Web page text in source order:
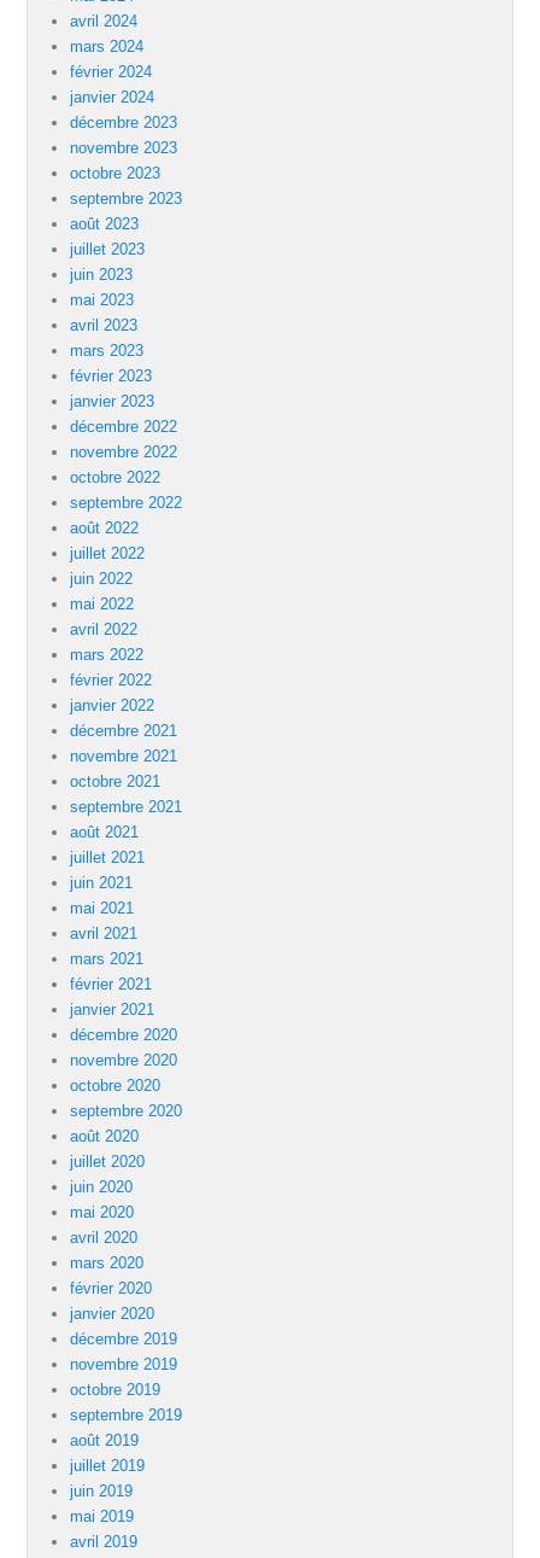
avril 2024
mars 2024
février 2024
janvier 2024
décembre 2023
novembre 2023
octobre 2023
septembre 2023
août 2023
juillet 2023
juin 2023
mai 2023
avril 2023
mars 2023
février 2023
janvier 2023
décembre 2022
novembre 2022
octobre 2022
septembre 2022
août 2022
juillet 2022
juin 2022
mai 2022
avril 2022
mars 2022
février 2022
janvier 2022
décembre 2021
novembre 2021
octobre 2021
septembre 2021
août 2021
juillet 2021
juin 2021
mai 2021
avril 2021
mars 2021
février 2021
janvier 2021
décembre 2020
novembre 2020
octobre 2020
septembre 2020
août 2020
juillet 2020
juin 2020
mai 2020
avril 2020
mars 2020
février 2020
janvier 2020
décembre 2019
novembre 2019
octobre 2019
septembre 2019
août 2019
juillet 2019
juin 2019
mai 2019
avril 2019